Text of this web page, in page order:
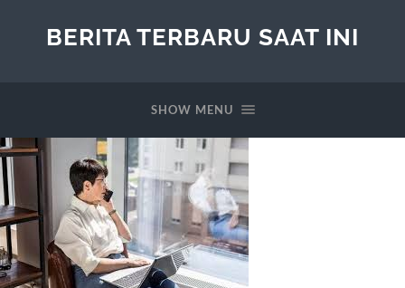
BERITA TERBARU SAAT INI
SHOW MENU